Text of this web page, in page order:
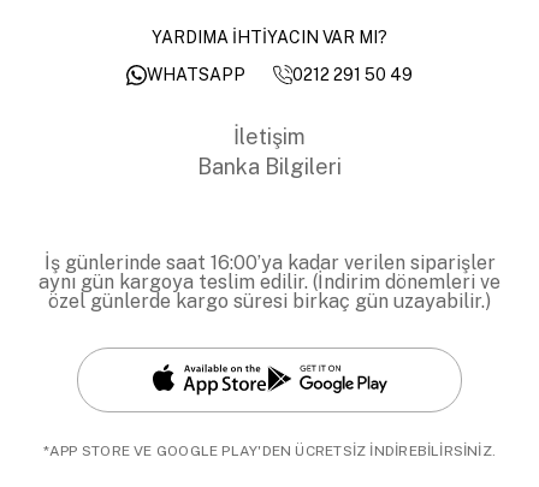
YARDIMA İHTİYACIN VAR MI?
WHATSAPP
0212 291 50 49
İletişim
Banka Bilgileri
İş günlerinde saat 16:00’ya kadar verilen siparişler
aynı gün kargoya teslim edilir. (İndirim dönemleri ve
özel günlerde kargo süresi birkaç gün uzayabilir.)
*APP STORE VE GOOGLE PLAY'DEN ÜCRETSİZ İNDİREBİLİRSİNİZ.